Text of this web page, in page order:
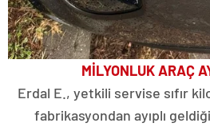
MİLYONLUK ARAÇ
Erdal E., yetkili servise sıfır
fabrikasyondan ayıplı